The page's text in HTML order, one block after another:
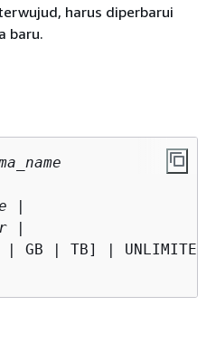
harus diperbarui
baru.
|
|
| GB | TB] | UNLIMITED